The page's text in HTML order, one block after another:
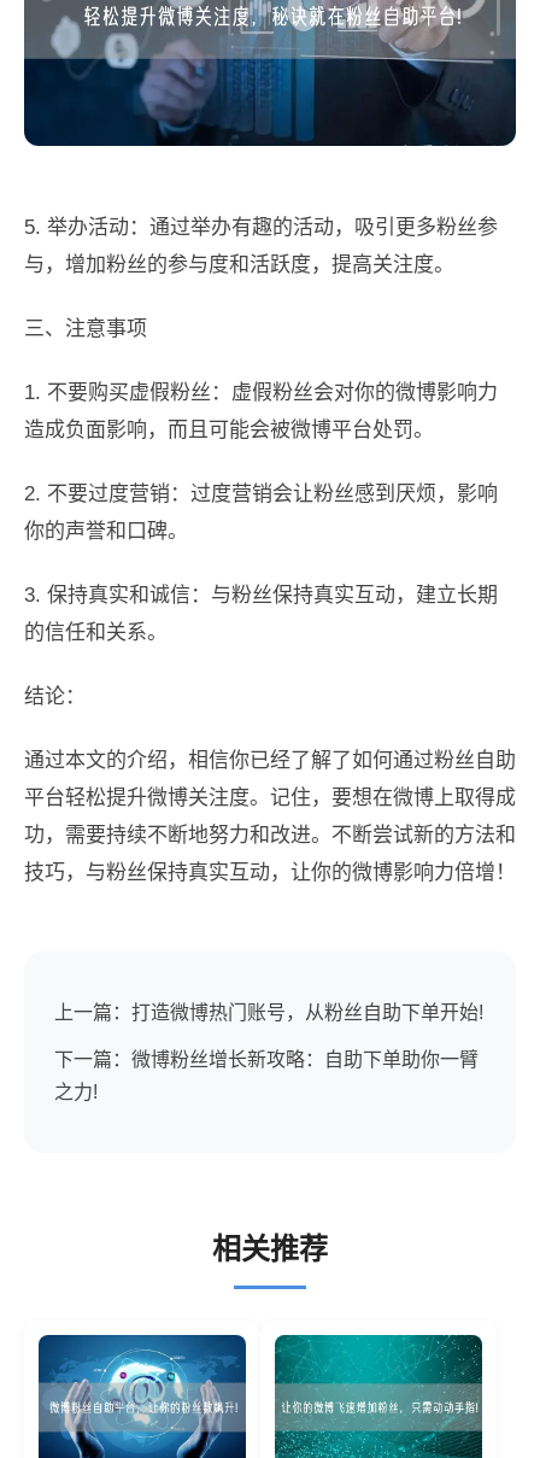
5. 举办活动：通过举办有趣的活动，吸引更多粉丝参
与，增加粉丝的参与度和活跃度，提高关注度。
三、注意事项
1. 不要购买虚假粉丝：虚假粉丝会对你的微博影响力
造成负面影响，而且可能会被微博平台处罚。
2. 不要过度营销：过度营销会让粉丝感到厌烦，影响
你的声誉和口碑。
3. 保持真实和诚信：与粉丝保持真实互动，建立长期
的信任和关系。
结论：
通过本文的介绍，相信你已经了解了如何通过粉丝自助
平台轻松提升微博关注度。记住，要想在微博上取得成
功，需要持续不断地努力和改进。不断尝试新的方法和
技巧，与粉丝保持真实互动，让你的微博影响力倍增！
上一篇：打造微博热门账号，从粉丝自助下单开始!
下一篇：微博粉丝增长新攻略：自助下单助你一臂
之力!
相关推荐